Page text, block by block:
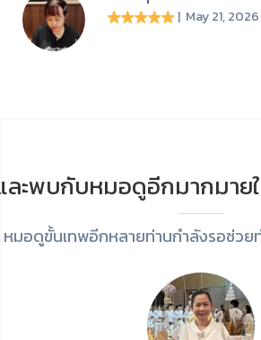
| May 21, 2026
ละพบกับหมอดูอีกมากมาย
หมอดูขั้นเทพอีกหลายท่านกำลังรอช่วย